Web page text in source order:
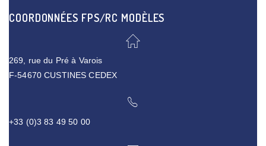
COORDONNÉES FPS/RC MODÈLES
269, rue du Pré à Varois
F-54670 CUSTINES CEDEX
+33 (0)3 83 49 50 00